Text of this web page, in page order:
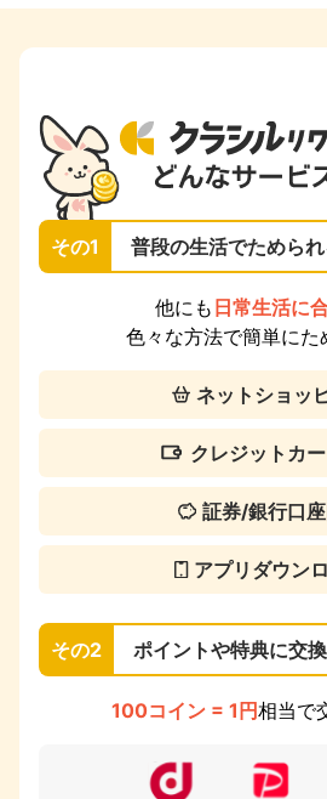
その1 普段の生活でためられ
他にも 日常生活に
色々な方法で簡単にた
ネットショッ
クレジットカ
証券/銀行口
アプリダウン
その2 ポイントや特典に交
100コイン = 1円相当で